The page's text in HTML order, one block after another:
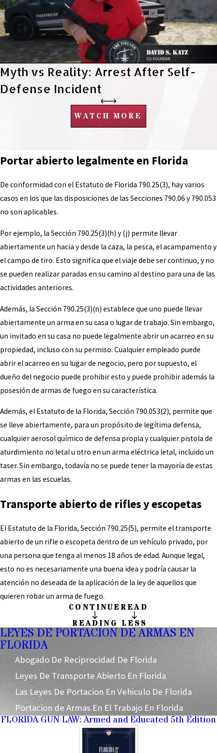
Myth vs Reality: Arrest After Self-
Defense Incident
WATCH MORE
Portar abierto legalmente en Florida
De conformidad con el Estatuto de Florida 790.25(3), hay varios
casos en los que las disposiciones de las Secciones 790.06 y 790.053
no son aplicables.
Por ejemplo, la Sección 790.25(3)(h) y (j) permite llevar
abiertamente un hacia y desde la caza, la pesca, el acampamento y
el campo de tiro. Esto significa que el viaje debe ser continuo, y no
se pueden realizar paradas en su camino al destino para una de las
actividades anteriores.
Además, la Sección 790.25(3)(n) establece que uno puede llevar
abiertamente un arma en su casa o lugar de trabajo. Sin embargo,
un invitado en su casa no puede legalmente abrir un acarreo en su
propiedad, incluso con su permiso. Cualquier empleado puede
abrir el acarreo en su lugar de negocio, pero por supuesto, el
dueño del negocio puede prohibir esto y puede prohibir además la
posesión de armas de fuego en su característica.
Además, el Estatuto de la Florida, Sección 790.053(2), permite que
se lleve abiertamente, para un propósito de legítima defensa,
cualquier aerosol químico de defensa propia y cualquier pistola de
aturdimiento no letal u otro en un arma eléctrica letal, incluido un
taser. Sin embargo, todavía no se puede tener la mayoría de estas
armas en las escuelas.
Transporte abierto de rifles y escopetas
El Estatuto de la Florida, Sección 790.25(5), permite el transporte
abierto de un rifle o escopeta dentro de un vehículo privado, por
una persona que tenga al menos 18 años de edad. Aunque legal,
esto no es necesariamente una buena idea y podría causar la
atención no deseada de la aplicación de la ley de aquellos que
quieren robar un arma de fuego.
CONTINUE
READING
READ
LESS
LEYES DE PORTACION DE ARMAS EN
FLORIDA
Abogado De Reciprocidad De Florida
Leyes De Transporte Abierto En Florida
Las Leyes De Portacion En Vehiculo De Florida
Portacion de Armas En El Trabajo En Florida
FLORIDA GUN LAW: Armed and Educated 5th Edition